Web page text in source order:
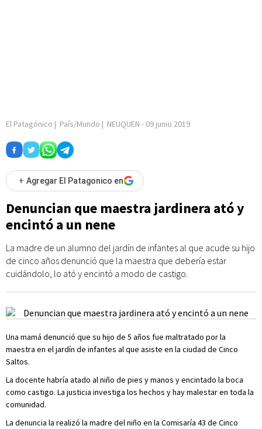
El Patagónico | País/Mundo | NEUQUEN - 09 junio 2019
+ Agregar El Patagonico en
Denuncian que maestra jardinera ató y
encintó a un nene
La madre de un alumno del jardín de infantes al que acude su hijo
de cinco años denunció que la maestra que debería estar
cuidándolo, lo ató y encintó a modo de castigo.
Una mamá denunció que su hijo de 5 años fue maltratado por la
maestra en el jardín de infantes al que asiste en la ciudad de Cinco
Saltos.
La docente habría atado al niño de pies y manos y encintado la boca
como castigo. La justicia investiga los hechos y hay malestar en toda la
comunidad.
La denuncia la realizó la madre del niño en la Comisaría 43 de Cinco